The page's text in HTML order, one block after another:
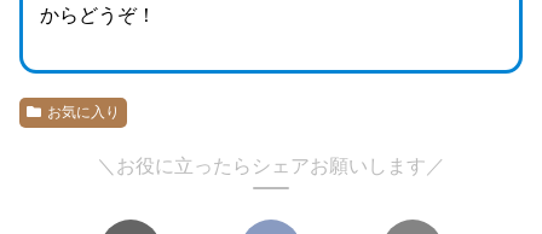
からどうぞ！
お気に入り
＼お役に立ったらシェアお願いします／